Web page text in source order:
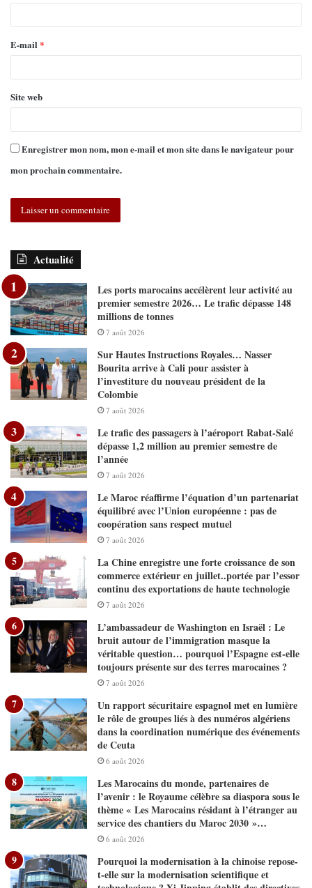
E-mail *
Site web
Enregistrer mon nom, mon e-mail et mon site dans le navigateur pour
mon prochain commentaire.
Actualité
Les ports marocains accélèrent leur activité au
premier semestre 2026… Le trafic dépasse 148
millions de tonnes
7 août 2026
Sur Hautes Instructions Royales… Nasser
Bourita arrive à Cali pour assister à
l’investiture du nouveau président de la
Colombie
7 août 2026
Le trafic des passagers à l’aéroport Rabat-Salé
dépasse 1,2 million au premier semestre de
l’année
7 août 2026
Le Maroc réaffirme l’équation d’un partenariat
équilibré avec l’Union européenne : pas de
coopération sans respect mutuel
7 août 2026
La Chine enregistre une forte croissance de son
commerce extérieur en juillet..portée par l’essor
continu des exportations de haute technologie
7 août 2026
L’ambassadeur de Washington en Israël : Le
bruit autour de l’immigration masque la
véritable question… pourquoi l’Espagne est-elle
toujours présente sur des terres marocaines ?
7 août 2026
Un rapport sécuritaire espagnol met en lumière
le rôle de groupes liés à des numéros algériens
dans la coordination numérique des événements
de Ceuta
6 août 2026
Les Marocains du monde, partenaires de
l’avenir : le Royaume célèbre sa diaspora sous le
thème « Les Marocains résidant à l’étranger au
service des chantiers du Maroc 2030 »…
6 août 2026
Pourquoi la modernisation à la chinoise repose-
t-elle sur la modernisation scientifique et